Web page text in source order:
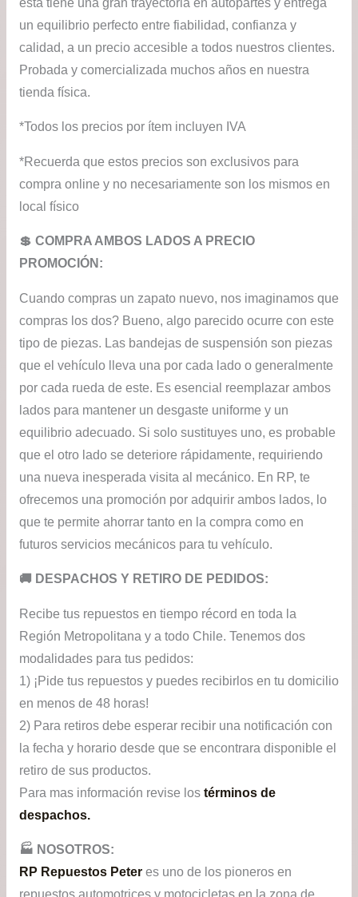
esta tiene una gran trayectoria en autopartes y entrega
un equilibrio perfecto entre fiabilidad, confianza y
calidad, a un precio accesible a todos nuestros clientes.
Probada y comercializada muchos años en nuestra
tienda física.
*Todos los precios por ítem incluyen IVA
*Recuerda que estos precios son exclusivos para
compra online y no necesariamente son los mismos en
local físico
💲​ COMPRA AMBOS LADOS A PRECIO
PROMOCIÓN:
Cuando compras un zapato nuevo, nos imaginamos que
compras los dos? Bueno, algo parecido ocurre con este
tipo de piezas. Las bandejas de suspensión son piezas
que el vehículo lleva una por cada lado o generalmente
por cada rueda de este. Es esencial reemplazar ambos
lados para mantener un desgaste uniforme y un
equilibrio adecuado. Si solo sustituyes uno, es probable
que el otro lado se deteriore rápidamente, requiriendo
una nueva inesperada visita al mecánico. En RP, te
ofrecemos una promoción por adquirir ambos lados, lo
que te permite ahorrar tanto en la compra como en
futuros servicios mecánicos para tu vehículo.
​🚚​ DESPACHOS Y RETIRO DE PEDIDOS:
Recibe tus repuestos en tiempo récord en toda la
Región Metropolitana y a todo Chile. Tenemos dos
modalidades para tus pedidos:
1) ¡Pide tus repuestos y puedes recibirlos en tu domicilio
en menos de 48 horas!
2) Para retiros debe esperar recibir una notificación con
la fecha y horario desde que se encontrara disponible el
retiro de sus productos.
Para mas información revise los términos de
despachos.
🏭​ NOSOTROS:
RP Repuestos Peter es uno de los pioneros en